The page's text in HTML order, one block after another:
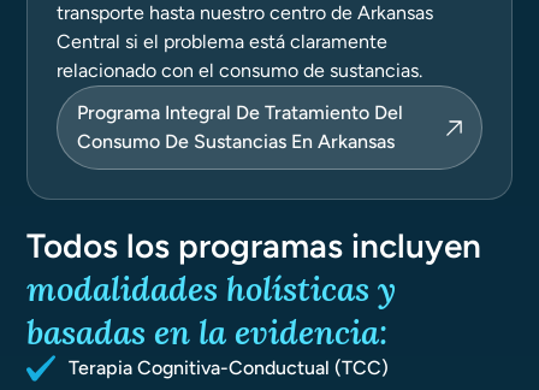
transporte hasta nuestro centro de Arkansas
Central si el problema está claramente
relacionado con el consumo de sustancias.
Programa Integral De Tratamiento Del
Consumo De Sustancias En Arkansas
Todos los programas incluyen
modalidades holísticas y
basadas en la evidencia:
Terapia Cognitiva-Conductual (TCC)